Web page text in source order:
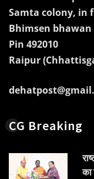
Samta colony, in
Bhimsen bhawan
Pin 492010
Raipur
CG Breaking
का